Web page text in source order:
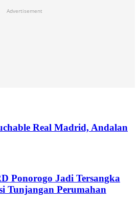
Advertisement
Real Madrid, Andalan
Ponorogo Jadi Tersangka
Tunjangan Perumahan